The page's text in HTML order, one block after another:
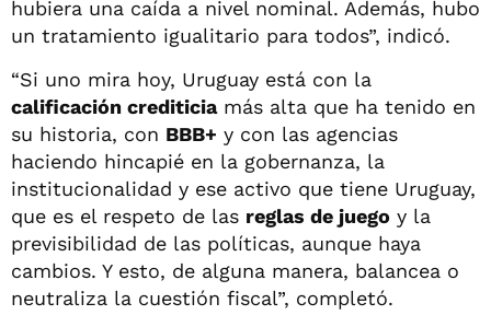
hubiera una caída a nivel nominal. Además, hubo
un tratamiento igualitario para todos”, indicó.
“Si uno mira hoy, Uruguay está con la
calificación crediticiamás alta que ha tenido en
su historia, con BBB+ y con las agencias
haciendo hincapié en la gobernanza, la
institucionalidad y ese activo que tiene Uruguay,
que es el respeto de las reglas de juego y la
previsibilidad de las políticas, aunque haya
cambios. Y esto, de alguna manera, balancea o
neutraliza la cuestión fiscal”, completó.